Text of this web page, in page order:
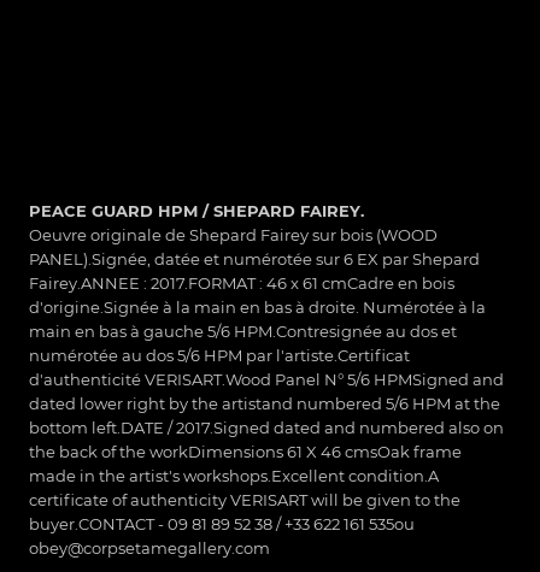
PEACE GUARD HPM / SHEPARD FAIREY.
Oeuvre originale de Shepard Fairey sur bois (WOOD
PANEL).Signée, datée et numérotée sur 6 EX par Shepard
Fairey.ANNEE : 2017.FORMAT : 46 x 61 cmCadre en bois
d'origine.Signée à la main en bas à droite. Numérotée à la
main en bas à gauche 5/6 HPM.Contresignée au dos et
numérotée au dos 5/6 HPM par l'artiste.Certificat
d'authenticité VERISART.Wood Panel N° 5/6 HPMSigned and
dated lower right by the artistand numbered 5/6 HPM at the
bottom left.DATE / 2017.Signed dated and numbered also on
the back of the workDimensions 61 X 46 cmsOak frame
made in the artist's workshops.Excellent condition.A
certificate of authenticity VERISART will be given to the
buyer.CONTACT - 09 81 89 52 38 / +33 622 161 535ou
obey@corpsetamegallery.com